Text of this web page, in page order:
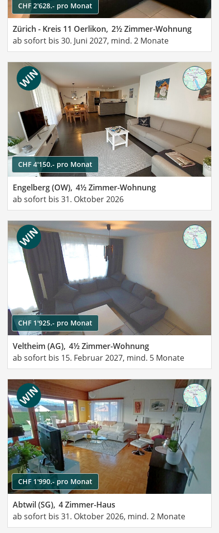
CHF 2'628.- pro Monat
Zürich - Kreis 11 Oerlikon, 2½ Zimmer-Wohnung
ab sofort bis 30. Juni 2027, mind. 2 Monate
CHF 4'150.- pro Monat
Engelberg (OW), 4½ Zimmer-Wohnung
ab sofort bis 31. Oktober 2026
CHF 1'925.- pro Monat
Veltheim (AG), 4½ Zimmer-Wohnung
ab sofort bis 15. Februar 2027, mind. 5 Monate
CHF 1'990.- pro Monat
Abtwil (SG), 4 Zimmer-Haus
ab sofort bis 31. Oktober 2026, mind. 2 Monate